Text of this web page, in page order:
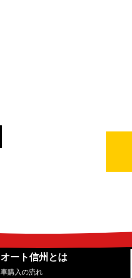
オート信州とは
車購入の流れ